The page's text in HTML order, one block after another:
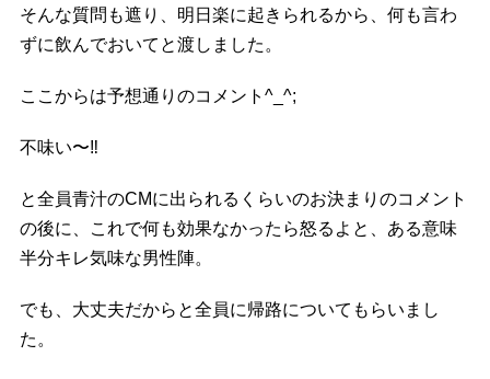
そんな質問も遮り、明日楽に起きられるから、何も言わ
ずに飲んでおいてと渡しました。
ここからは予想通りのコメント^_^;
不味い〜‼️
と全員青汁のCMに出られるくらいのお決まりのコメント
の後に、これで何も効果なかったら怒るよと、ある意味
半分キレ気味な男性陣。
でも、大丈夫だからと全員に帰路についてもらいまし
た。